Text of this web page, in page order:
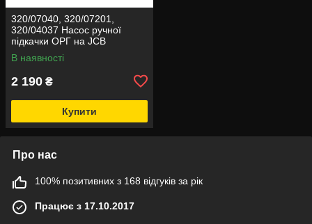
320/07040, 320/07201,
320/04037 Насос ручної
підкачки ОРГ на JCB
В наявності
2 190 ₴
Купити
Про нас
100% позитивних з 168 відгуків за рік
Працює з 17.10.2017